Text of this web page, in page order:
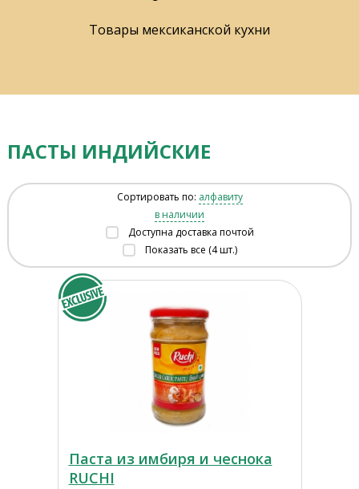
Товары мексиканской кухни
ПАСТЫ ИНДИЙСКИЕ
Сортировать по: алфавиту
в наличии
Доступна доставка почтой
Показать все (4 шт.)
Паста из имбиря и чеснока
RUCHI